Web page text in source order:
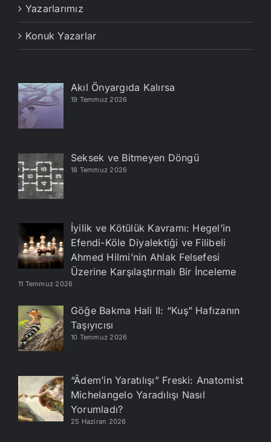
Yazarlarımız
Konuk Yazarlar
Akıl Önyargıda Kalırsa
19 Temmuz 2026
Seksek ve Bitmeyen Döngü
18 Temmuz 2026
İyilik ve Kötülük Kavramı: Hegel’in
Efendi-Köle Diyalektiği ve Filibeli
Ahmed Hilmi’nin Ahlak Felsefesi
Üzerine Karşılaştırmalı Bir İnceleme
11 Temmuz 2026
Göğe Bakma Hali II: “Kuş” Hafızanın
Taşıyıcısı
10 Temmuz 2026
“Âdem’in Yaratılışı” Freski: Anatomist
Michelangelo Yaradılışı Nasıl
Yorumladı?
25 Haziran 2026